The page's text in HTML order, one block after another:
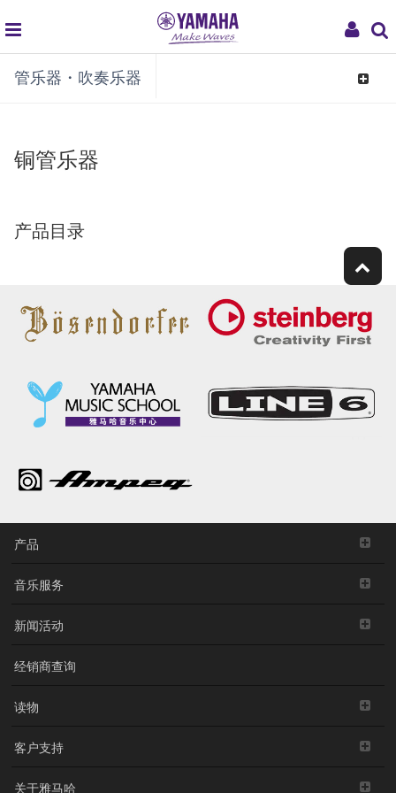
My
global
navigation
管乐器・吹奏乐器
Toggle
铜管乐器
产品目录
产品
音乐服务
新闻活动
经销商查询
读物
客户支持
关于雅马哈